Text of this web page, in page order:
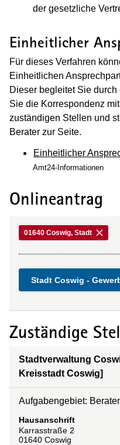
der gesetzliche
Einheitlicher
Für dieses Verfahren
Einheitlichen
Dieser begleitet Sie
Sie die Korrespondenz
zuständigen Stellen und
Berater zur Seite.
Einheitlicher
Amt24-Informationen
Onlineantrag
01640 Coswig, Stadt
Stadt Coswig -
Zuständige
Stadtverwaltung
Kreisstadt Coswig]
Aufgabengebiet:
Hausanschrift
Karrasstraße 2
01640 Coswig